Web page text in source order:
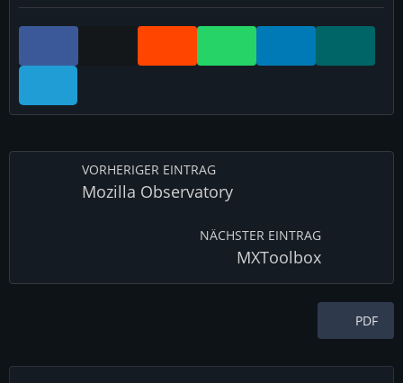
VORHERIGER EINTRAG
Mozilla Observatory
NÄCHSTER EINTRAG
MXToolbox
PDF